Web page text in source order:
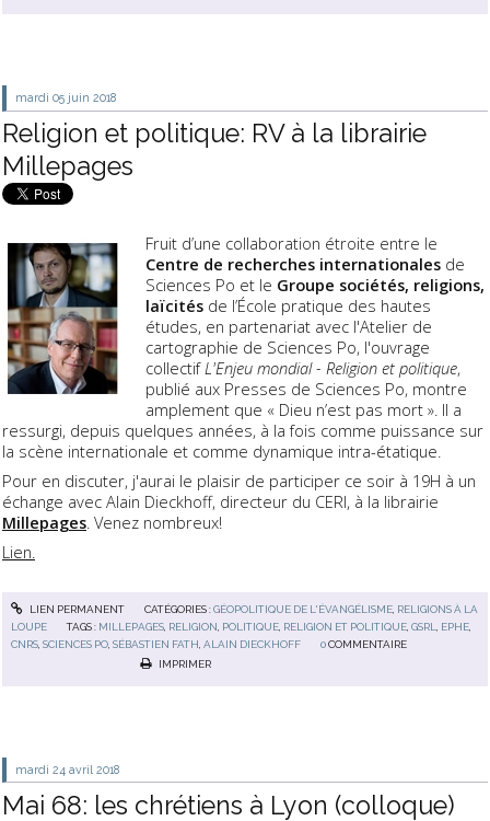
mardi 05 juin 2018
Religion et politique: RV à la librairie
Millepages
Fruit d’une collaboration étroite entre le
Centre de recherches internationales de
Sciences Po et le Groupe sociétés, religions,
laïcités de l’École pratique des hautes
études, en partenariat avec l'Atelier de
cartographie de Sciences Po, l'ouvrage
collectifL'Enjeu mondial - Religion et politique,
publié aux Presses de Sciences Po, montre
amplement que « Dieu n’est pas mort ». Il a
ressurgi, depuis quelques années, à la fois comme puissance sur
la scène internationale et comme dynamique intra-étatique.
Pour en discuter, j'aurai le plaisir de participer ce soir à 19H à un
échange avec Alain Dieckhoff, directeur du CERI, à la librairie
Millepages. Venez nombreux!
Lien.
LIEN PERMANENT CATÉGORIES :GÉOPOLITIQUE DE L'ÉVANGÉLISME, RELIGIONS À LA
LOUPE
TAGS : MILLEPAGES RELIGION POLITIQUE RELIGION ET POLITIQUE ,GSRL EPHE
CNRS ,SCIENCES PO ,SÉBASTIEN FATH ,ALAIN DIECKHOFF 0 COMMENTAIRE
IMPRIMER
mardi 24 avril 2018
Mai 68: les chrétiens à Lyon (colloque)